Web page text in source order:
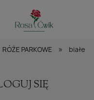
RÓŻE PARKOWE » białe
SIĘ